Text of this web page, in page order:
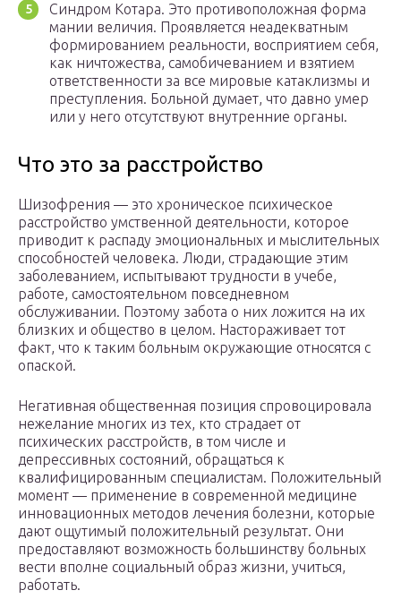
Синдром Котара. Это противоположная форма
мании величия. Проявляется неадекватным
формированием реальности, восприятием себя,
как ничтожества, самобичеванием и взятием
ответственности за все мировые катаклизмы и
преступления. Больной думает, что давно умер
или у него отсутствуют внутренние органы.
Что это за расстройство
Шизофрения — это хроническое психическое
расстройство умственной деятельности, которое
приводит к распаду эмоциональных и мыслительных
способностей человека. Люди, страдающие этим
заболеванием, испытывают трудности в учебе,
работе, самостоятельном повседневном
обслуживании. Поэтому забота о них ложится на их
близких и общество в целом. Настораживает тот
факт, что к таким больным окружающие относятся с
опаской.
Негативная общественная позиция спровоцировала
нежелание многих из тех, кто страдает от
психических расстройств, в том числе и
депрессивных состояний, обращаться к
квалифицированным специалистам. Положительный
момент — применение в современной медицине
инновационных методов лечения болезни, которые
дают ощутимый положительный результат. Они
предоставляют возможность большинству больных
вести вполне социальный образ жизни, учиться,
работать.